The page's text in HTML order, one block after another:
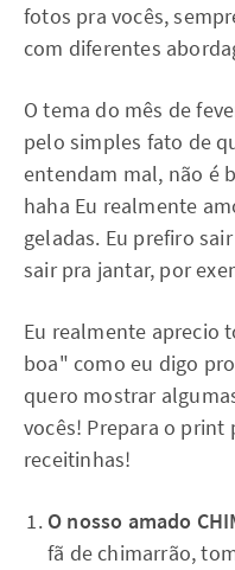
fotos pra vocês,
com diferentes
O tema do mês de
pelo simples fato de
entendam mal, não é
haha Eu realmente
geladas. Eu prefiro
sair pra jantar, por
Eu realmente aprecio
boa" como eu digo
quero mostrar
vocês! Prepara o print
receitinhas!
O nosso amado
fã de chimarrão,